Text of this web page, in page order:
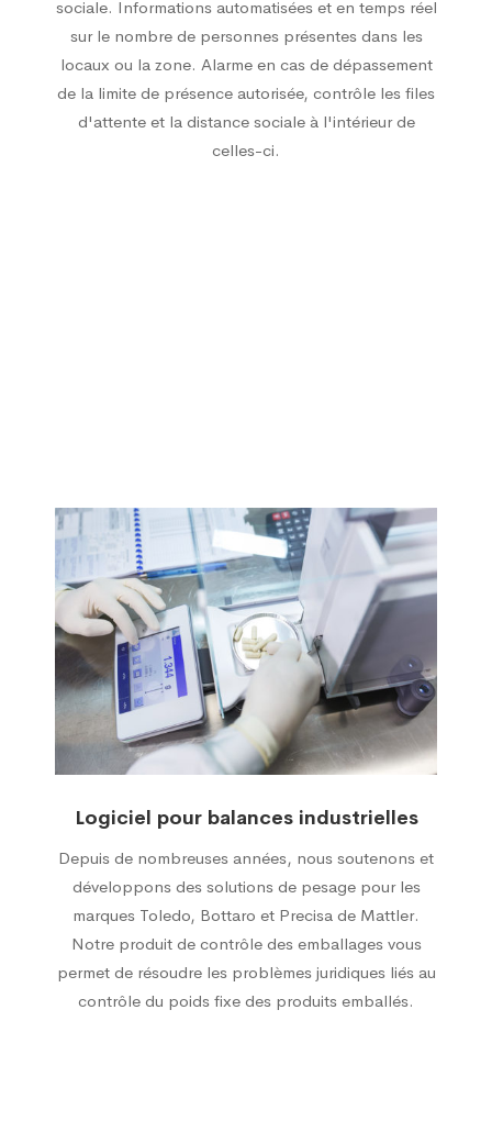
sociale. Informations automatisées et en temps réel
sur le nombre de personnes présentes dans les
locaux ou la zone. Alarme en cas de dépassement
de la limite de présence autorisée, contrôle les files
d'attente et la distance sociale à l'intérieur de
celles-ci.
Logiciel pour balances industrielles
Depuis de nombreuses années, nous soutenons et
développons des solutions de pesage pour les
marques Toledo, Bottaro et Precisa de Mattler.
Notre produit de contrôle des emballages vous
permet de résoudre les problèmes juridiques liés au
contrôle du poids fixe des produits emballés.